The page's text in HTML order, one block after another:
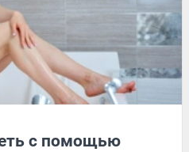
с помощью